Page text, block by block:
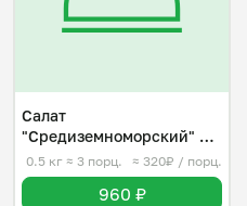
Салат
"Средиземноморский" с
тунцом
0.5 кг ≈ 3 порц. ≈ 320₽ / порц.
960 ₽